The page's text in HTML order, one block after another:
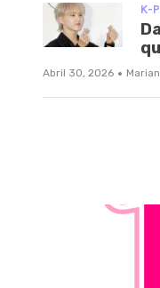
K-
Abril 30, 2026 ·